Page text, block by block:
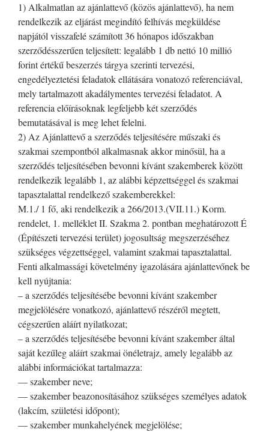
1) Alkalmatlan az ajánlattevő (közös ajánlattevő), ha nem
rendelkezik az eljárást megindító felhívás megküldése
napjától visszafelé számított 36 hónapos időszakban
szerződésszerűen teljesített: legalább 1 db nettó 10 millió
forint értékű beszerzés tárgya szerinti tervezési,
engedélyeztetési feladatok ellátására vonatozó referenciával,
mely tartalmazott akadálymentes tervezési feladatot. A
referencia előírásoknak legfeljebb két szerződés
bemutatásával is meg lehet felelni.
2) Az Ajánlattevő a szerződés teljesítésére műszaki és
szakmai szempontból alkalmasnak akkor minősül, ha a
szerződés teljesítésében bevonni kívánt szakemberek között
rendelkezik legalább 1, az alábbi képzettséggel és szakmai
tapasztalattal rendelkező szakemberekkel:
M.1./ 1 fő, aki rendelkezik a 266/2013.(VII.11.) Korm.
rendelet, 1. melléklet II. Szakma 2. pontban meghatározott É
(Építészeti tervezési terület) jogosultság megszerzéséhez
szükséges végzettséggel, valamint szakmai tapasztalattal.
Fenti alkalmassági követelmény igazolására ajánlattevőnek be
kell nyújtania:
– a szerződés teljesítésébe bevonni kívánt szakember
megjelölésére vonatkozó, ajánlattevő részéről megtett,
cégszerűen aláírt nyilatkozat;
– a szerződés teljesítésébe bevonni kívánt szakember által
saját kezűleg aláírt szakmai önéletrajz, amely legalább az
alábbi információkat tartalmazza:
— szakember neve;
— szakember beazonosításához szükséges személyes adatok
(lakcím, születési időpont);
— szakember munkahelyének megjelölése;